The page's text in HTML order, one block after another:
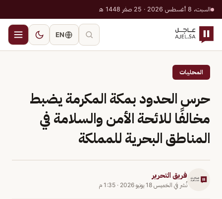
السبت، 8 أغسطس 2026 · 25 صفر 1448 هـ
EN
المحليات
حرس الحدود بمكة المكرمة يضبط
مخالفًا للائحة الأمن والسلامة في
المناطق البحرية للمملكة
فريق التحرير
نُشر في الخميس 18 يونيو 2026 · 1:35 م